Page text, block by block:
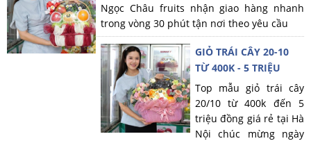
Ngọc Châu fruits nhận giao hàng nhanh
trong vòng 30 phút tận nơi theo yêu cầu
GIỎ TRÁI CÂY 20-10
TỪ 400K - 5 TRIỆU
Top mẫu giỏ trái cây
20/10 từ 400k đến 5
triệu đồng giá rẻ tại Hà
Nội chúc mừng ngày